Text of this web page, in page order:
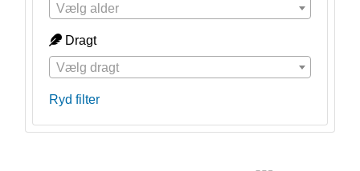
Vælg alder
Dragt
Vælg dragt
Ryd filter